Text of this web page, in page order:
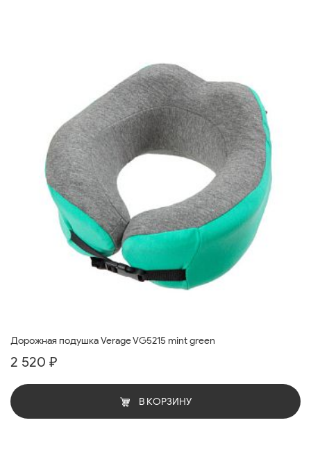
Дорожная подушка Verage VG5215 mint green
2 520 ₽
В КОРЗИНУ